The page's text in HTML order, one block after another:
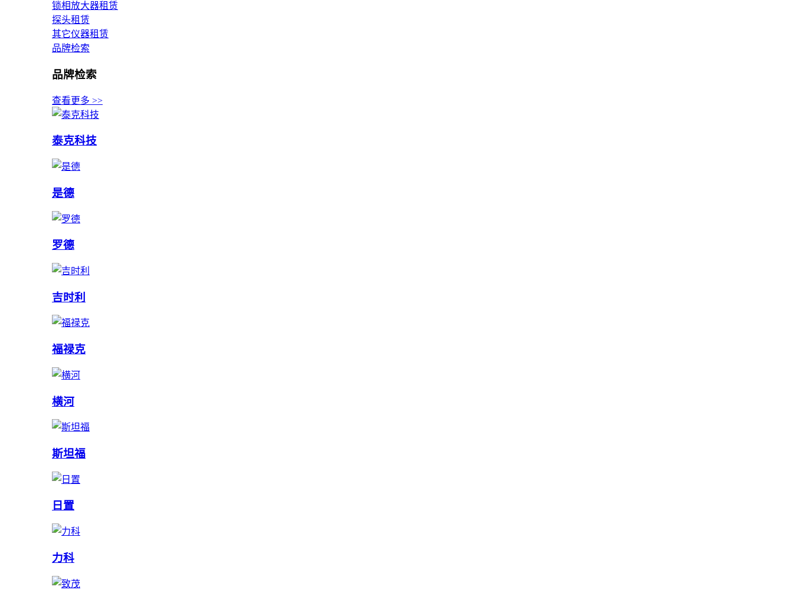
锁相放大器租赁
探头租赁
其它仪器租赁
品牌检索
品牌检索
查看更多 >>
泰克科技
是德
罗德
吉时利
福禄克
横河
斯坦福
日置
力科